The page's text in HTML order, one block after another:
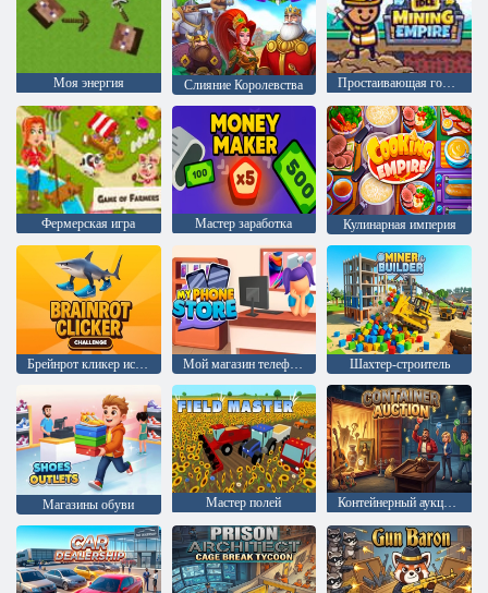
Моя энергия Слияние Королевства Простаивающая горная империя
Фермерская игра Мастер заработка Кулинарная империя
Брейнрот кликер испытание Мой магазин телефонов Шахтер-строитель
Магазины обуви Мастер полей Контейнерный аукцион